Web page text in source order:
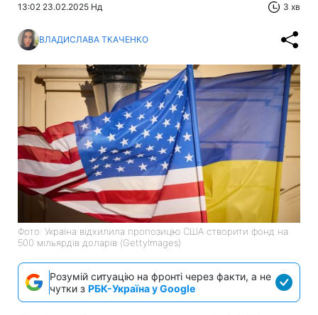
13:02 23.02.2025 Нд 3 хв
ВЛАДИСЛАВА ТКАЧЕНКО
Фото: Україна відхилила пропозицію США створити фонд на
500 мільярдів доларів (GettyImages)
Розумій ситуацію на фронті через факти, а не
чутки з РБК-Україна у Google